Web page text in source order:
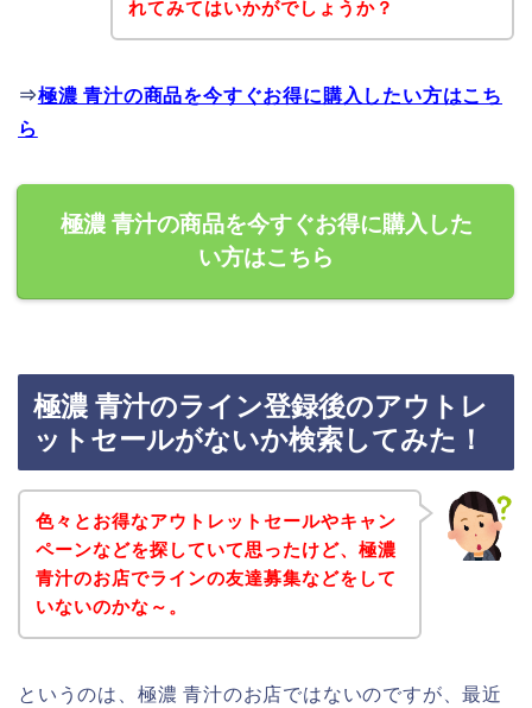
れてみてはいかがでしょうか？
⇒極濃 青汁の商品を今すぐお得に購入したい方はこち
ら
極濃 青汁の商品を今すぐお得に購入した
い方はこちら
極濃 青汁のライン登録後のアウトレ
ットセールがないか検索してみた！
色々とお得なアウトレットセールやキャン
ペーンなどを探していて思ったけど、極濃
青汁のお店でラインの友達募集などをして
いないのかな～。
というのは、極濃 青汁のお店ではないのですが、最近